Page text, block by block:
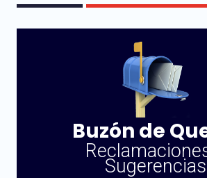
Buzón de
Sugerencias